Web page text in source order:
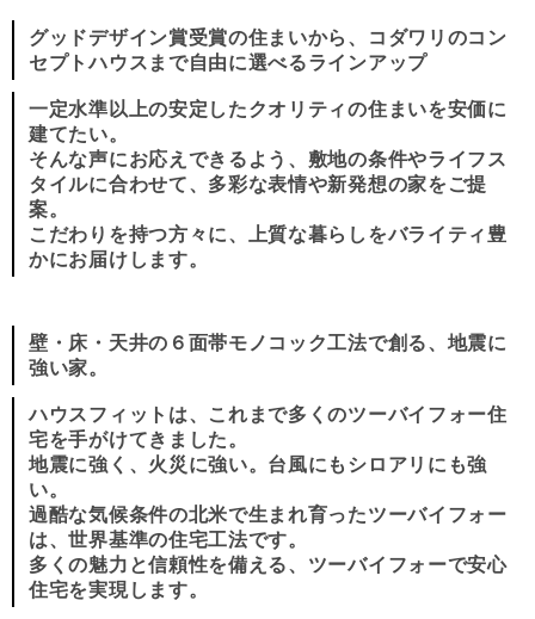
グッドデザイン賞受賞の住まいから、コダワリのコン
セプトハウスまで自由に選べるラインアップ
一定水準以上の安定したクオリティの住まいを安価に
建てたい。
そんな声にお応えできるよう、敷地の条件やライフス
タイルに合わせて、多彩な表情や新発想の家をご提
案。
こだわりを持つ方々に、上質な暮らしをバライティ豊
かにお届けします。
壁・床・天井の６面帯モノコック工法で創る、地震に
強い家。
ハウスフィットは、これまで多くのツーバイフォー住
宅を手がけてきました。
地震に強く、火災に強い。台風にもシロアリにも強
い。
過酷な気候条件の北米で生まれ育ったツーバイフォー
は、世界基準の住宅工法です。
多くの魅力と信頼性を備える、ツーバイフォーで安心
住宅を実現します。